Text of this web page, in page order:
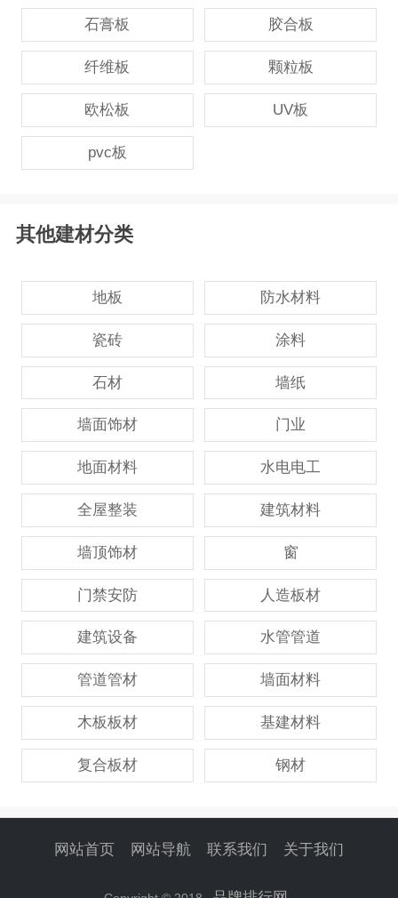
石膏板 胶合板
纤维板 颗粒板
欧松板 UV板
pvc板
其他建材分类
地板 防水材料
瓷砖 涂料
石材 墙纸
墙面饰材 门业
地面材料 水电电工
全屋整装 建筑材料
墙顶饰材 窗
门禁安防 人造板材
建筑设备 水管管道
管道管材 墙面材料
木板板材 基建材料
复合板材 钢材
网站首页 网站导航 联系我们 关于我们